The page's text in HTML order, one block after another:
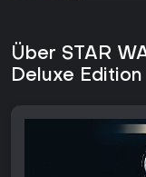
Über STAR
Deluxe Edition